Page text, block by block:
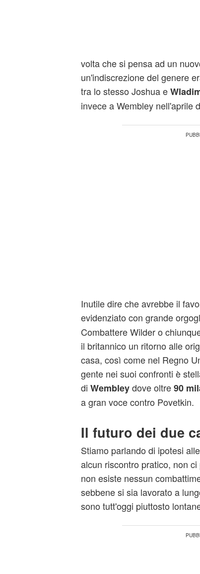
volta che si pensa ad un
un'indiscrezione del genere
tra lo stesso Joshua e
invece a Wembley nell'aprile
Inutile dire che avrebbe il
evidenziato con grande
Combattere Wilder o
il britannico un ritorno alle
casa, così come nel Regno
gente nei suoi confronti è
di Wembleydove oltre90
a gran voce contro Povetkin.
Il futuro dei due
Stiamo parlando di ipotesi
alcun riscontro pratico, non
non esiste nessun
sebbene si sia lavorato a
sono tutt'oggi piuttosto